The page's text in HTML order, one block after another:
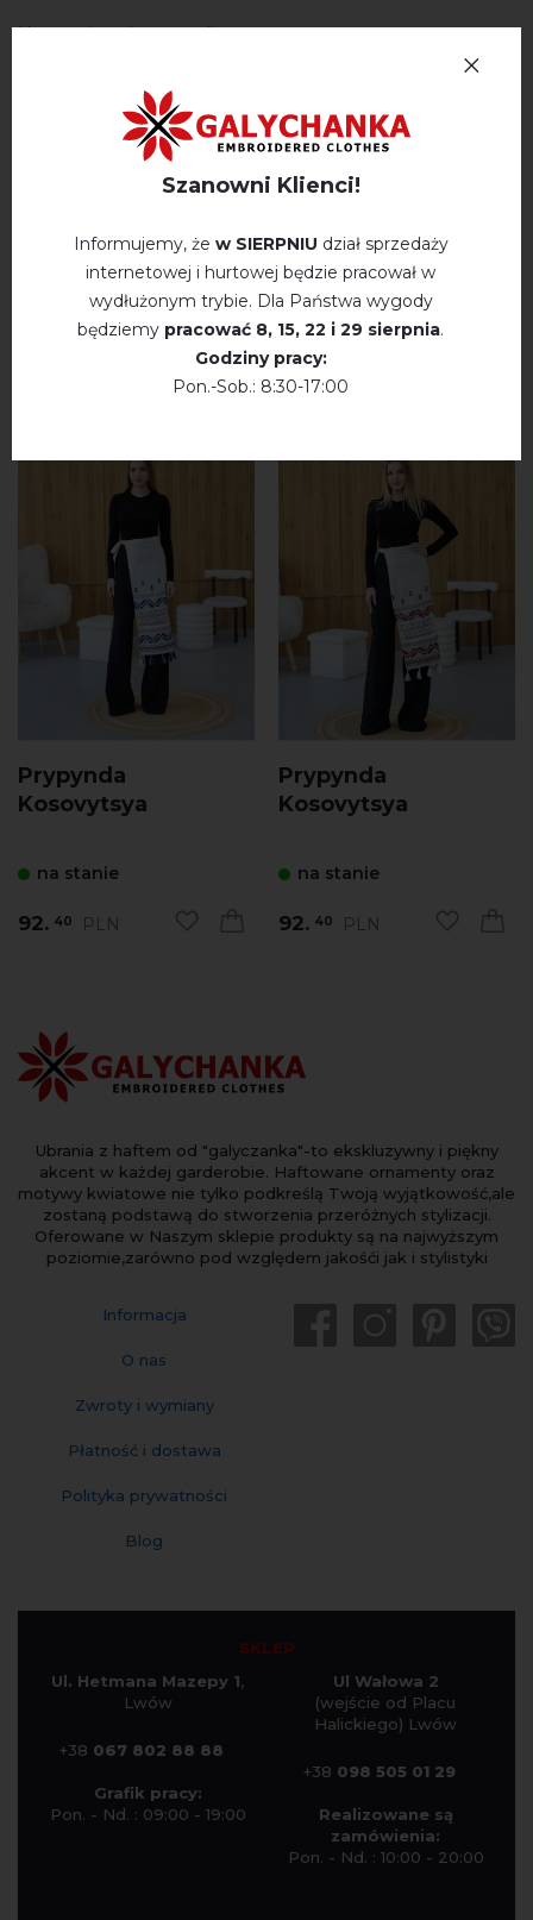
Немає відгуків про цей товар.
napisz opinie Mereht (mleczna)
WYSZUKAJ PODOBNE
PRODUKTY
Prypynda
Kosovytsya
na stanie
92. 40 PLN
Prypynda
Kosovytsya
na stanie
92. 40 PLN
Ubrania z haftem od "galyczanka"-to ekskluzywny i piękny
akcent w każdej garderobie. Haftowane ornamenty oraz
motywy kwiatowe nie tylko podkreślą Twoją wyjątkowość,ale
zostaną podstawą do stworzenia przeróżnych stylizacji.
Oferowane w Naszym sklepie produkty są na najwyższym
poziomie,zarówno pod względem jakośći jak i stylistyki
Informacja
O nas
Zwroty i wymiany
Płatność i dostawa
Polityka prywatności
Blog
SKLEP
Ul. Hetmana Mazepy 1,
Lwów
+38 067 802 88 88
Grafik pracy:
Pon. - Nd. : 09:00 - 19:00
Ul Wałowa 2
(wejście od Placu
Halickiego) Lwów
+38 098 505 01 29
Realizowane są
zamówienia:
Pon. - Nd. : 10:00 - 20:00
Szanowni Klienci!
Informujemy, że w SIERPNIU dział sprzedaży
internetowej i hurtowej będzie pracował w
wydłużonym trybie. Dla Państwa wygody
będziemy pracować 8, 15, 22 і 29 sierpnia.
Godziny pracy:
Pon.-Sob.: 8:30-17:00